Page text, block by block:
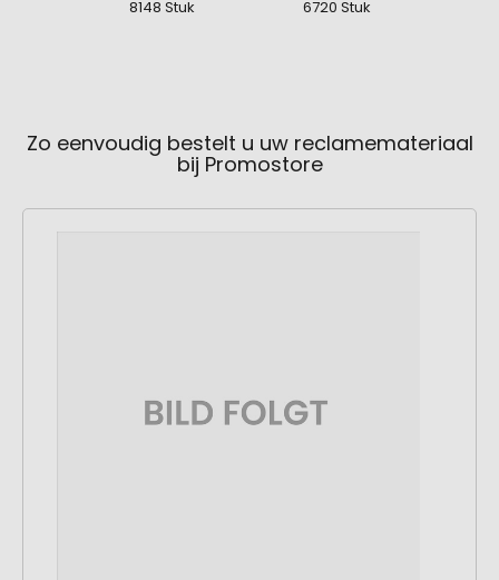
8148 Stuk
6720 Stuk
Zo eenvoudig bestelt u uw reclamemateriaal
bij Promostore